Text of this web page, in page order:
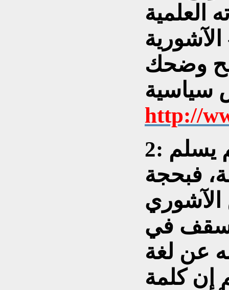
العلمية
وضحك
http://
2: وحتى الكتاب المقدس لم يسلم
فبحجة
الآشوري
في
عن لغة
إن كلمة